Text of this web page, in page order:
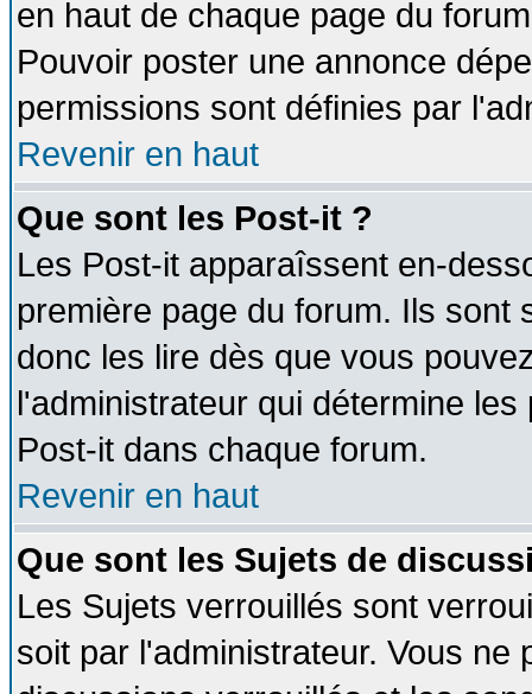
en haut de chaque page du
Pouvoir poster une annonce
permissions sont définies par
Revenir en haut
Que sont les Post-it ?
Les Post-it apparaîssent en-
première page du forum. Ils
donc les lire dès que vous
l'administrateur qui détermine
Post-it dans chaque forum.
Revenir en haut
Que sont les Sujets de
Les Sujets verrouillés sont
soit par l'administrateur. Vous